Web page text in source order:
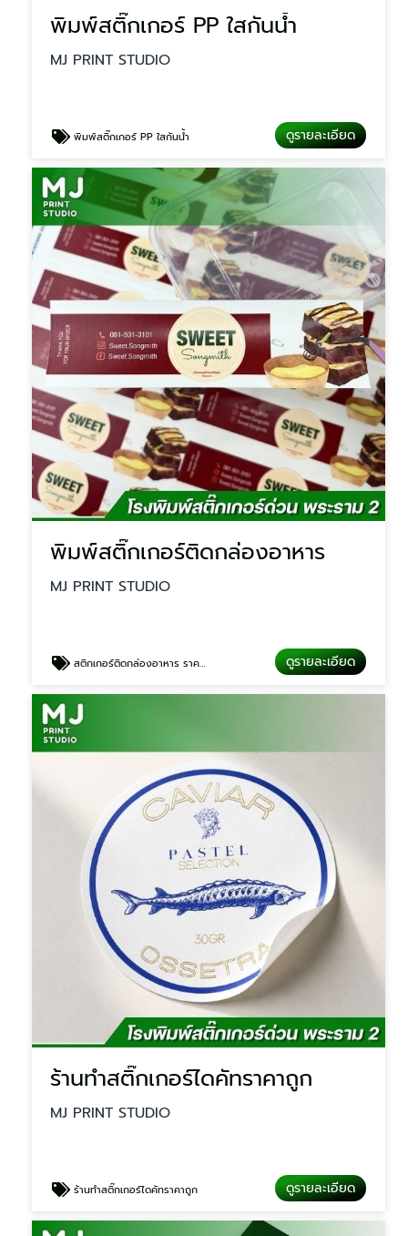
พิมพ์สติ๊กเกอร์ PP ใสกันน้ำ
MJ PRINT STUDIO
พิมพ์สติ๊กเกอร์ PP ใสกันน้ำ ดูรายละเอียด
พิมพ์สติ๊กเกอร์ติดกล่องอาหาร
MJ PRINT STUDIO
สติกเกอร์ติดกล่องอาหาร ราคาถูก ดูรายละเอียด
ร้านทำสติ๊กเกอร์ไดคัทราคาถูก
MJ PRINT STUDIO
ร้านทำสติ๊กเกอร์ไดคัทราคาถูก ดูรายละเอียด